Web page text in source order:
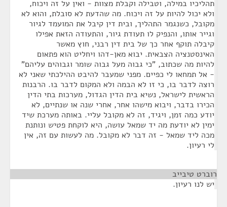
תהליכיו במילה, וטבילה וקבלת מצוות - ואין על זה ויכוח,
ולא יכול להיות על זה ויכוח. מה שהדעת לא סובלת, והוא לא
מקובל, כשנגמר התהליך, ובית דין קיבל את המועמד לגיור
וגייר אותו, והנפיק לו תעודת גיור, והתעודה הזאת אפילו
קיבלה תוקף אחר כך של בית דין רבני, חוץ מאשר
האינסטנציה הצבאית. יבוא מאן-דהו ויחליט הוא פתאום
להיות מה שכתוב, "כי גבוה מעל גבוה שומר וגבוהים עליהם"
- אל תמחאו לי כפיים. מפני שמעבר להיבט ההילכתי שאני לא
רוצה לדבר בו, כי זו לא הבמה ולא המקום לדבר בו. הרבנות
הראשית לישראל, נשיא בית הדין הגדול, מערכות בתי הדין
הכירו בדבר, ויבוא מישהו אחר, אחרי שנה או שנתיים, לא
יודע כמה זמן, ויגיד, זה לא מקובל עליי. באותה מערכת שיד
ימין לא יודעת מה יד שמאל עושה, היא לוקחת פטיש ונותנת
מכה ליד שמאל - זה דבר לא מקובל. מה לעשות עם זה, אין
לי רעיון.
רוברט טיבייב
יש לנו רעיון.